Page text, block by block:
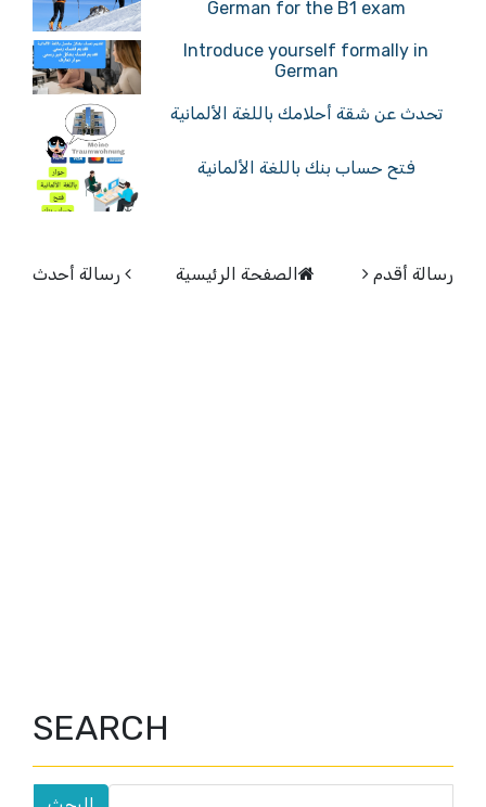
German for the B1 exam
Introduce yourself formally in
German
تحدث عن شقة أحلامك باللغة الألمانية
فتح حساب بنك باللغة الألمانية
رسالة أحدث رسالة أقدم الصفحة الرئيسية
SEARCH